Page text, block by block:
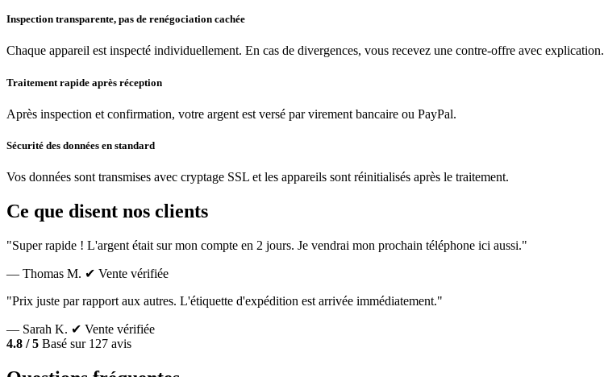
Inspection transparente, pas de renégociation cachée
Chaque appareil est inspecté individuellement. En cas de divergences, vous recevez une contre-offre avec explication.
Traitement rapide après réception
Après inspection et confirmation, votre argent est versé par virement bancaire ou PayPal.
Sécurité des données en standard
Vos données sont transmises avec cryptage SSL et les appareils sont réinitialisés après le traitement.
Ce que disent nos clients
"Super rapide ! L'argent était sur mon compte en 2 jours. Je vendrai mon prochain téléphone ici aussi."
— Thomas M. ✔ Vente vérifiée
"Prix juste par rapport aux autres. L'étiquette d'expédition est arrivée immédiatement."
— Sarah K. ✔ Vente vérifiée
4.8 / 5 Basé sur 127 avis